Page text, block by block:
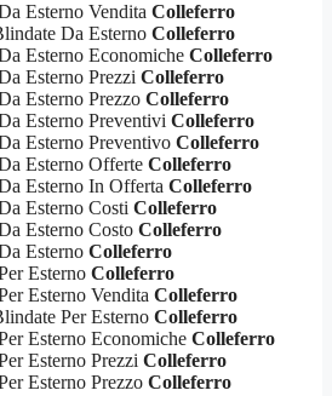
Esterno Vendita Colleferro
Da Esterno Colleferro
Esterno Economiche Colleferro
Esterno Prezzi Colleferro
Esterno Prezzo Colleferro
Esterno Preventivi Colleferro
Esterno Preventivo Colleferro
Esterno Offerte Colleferro
Esterno In Offerta Colleferro
Esterno Costi Colleferro
Esterno Costo Colleferro
Esterno Colleferro
Esterno Colleferro
Esterno Vendita Colleferro
Per Esterno Colleferro
Esterno Economiche Colleferro
Esterno Prezzi Colleferro
Esterno Prezzo Colleferro